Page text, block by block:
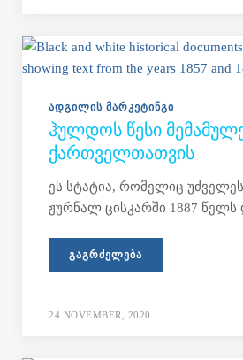
ᲐᲓᲒᲘᲚᲘᲡ ᲛᲐᲠᲙᲔᲢᲘᲜᲒᲘ
ᲰᲣᲚᲓᲝᲡ ᲬᲔᲡᲘ
ᲥᲐᲠᲗᲕᲔᲚᲗᲐᲗᲕᲘᲡ
ეს სტატია, რომელიც
ჟურნალ ცისკარში 1887 წელს
ᲒᲐᲒᲠᲫᲔᲚᲔᲑᲐ
24 NOVEMBER, 2020